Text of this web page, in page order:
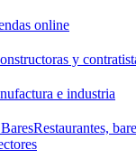
online
y
e industria
Restaurantes,